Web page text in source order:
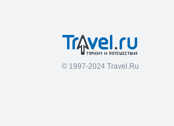
© 1997-2024 Travel.Ru